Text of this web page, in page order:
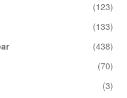
(123)
(133)
(438)
(70)
(3)